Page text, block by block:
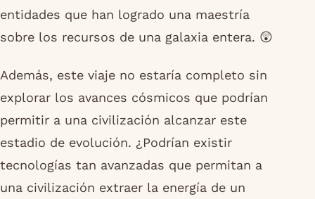
entidades que han logrado una maestría
sobre los recursos de una galaxia entera. 😲
Además, este viaje no estaría completo sin
explorar los avances cósmicos que podrían
permitir a una civilización alcanzar este
estadio de evolución. ¿Podrían existir
tecnologías tan avanzadas que permitan a
una civilización extraer la energía de un